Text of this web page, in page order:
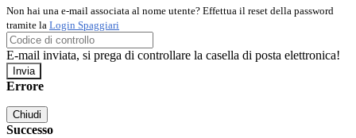
Non hai una e-mail associata al nome utente? Effettua il reset della password
tramite la Login Spaggiari
E-mail inviata, si prega di controllare la casella di posta elettronica!
Errore
Chiudi
Successo